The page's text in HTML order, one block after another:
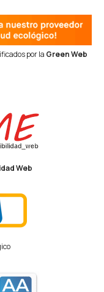
por la Green Web
Web